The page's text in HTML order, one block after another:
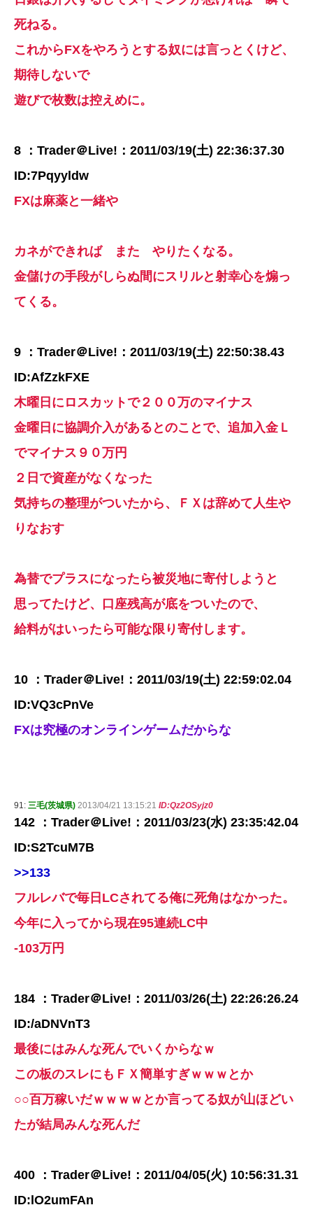
死ねる。
これからFXをやろうとする奴には言っとくけど、
期待しないで
遊びで枚数は控えめに。
8 ：Trader＠Live!：2011/03/19(土) 22:36:37.30
ID:7Pqyyldw
FXは麻薬と一緒や
カネができれば また やりたくなる。
金儲けの手段がしらぬ間にスリルと射幸心を煽っ
てくる。
9 ：Trader＠Live!：2011/03/19(土) 22:50:38.43
ID:AfZzkFXE
木曜日にロスカットで２００万のマイナス
金曜日に協調介入があるとのことで、追加入金Ｌ
でマイナス９０万円
２日で資産がなくなった
気持ちの整理がついたから、ＦＸは辞めて人生や
りなおす
為替でプラスになったら被災地に寄付しようと
思ってたけど、口座残高が底をついたので、
給料がはいったら可能な限り寄付します。
10 ：Trader＠Live!：2011/03/19(土) 22:59:02.04
ID:VQ3cPnVe
FXは究極のオンラインゲームだからな
91: 三毛(茨城県) 2013/04/21 13:15:21 ID:Qz2OSyjz0
142 ：Trader＠Live!：2011/03/23(水) 23:35:42.04
ID:S2TcuM7B
>>133
フルレバで毎日LCされてる俺に死角はなかった。
今年に入ってから現在95連続LC中
-103万円
184 ：Trader＠Live!：2011/03/26(土) 22:26:26.24
ID:/aDNVnT3
最後にはみんな死んでいくからなｗ
この板のスレにもＦＸ簡単すぎｗｗｗとか
○○百万稼いだｗｗｗｗとか言ってる奴が山ほどい
たが結局みんな死んだ
400 ：Trader＠Live!：2011/04/05(火) 10:56:31.31
ID:lO2umFAn